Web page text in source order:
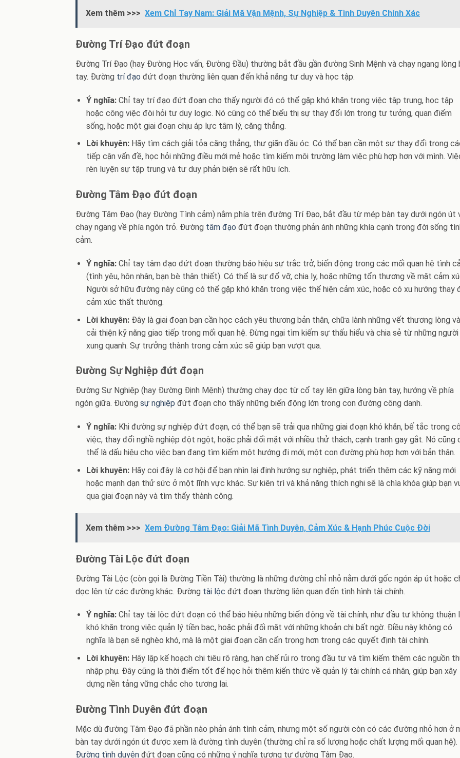
Xem thêm >>> Xem Chỉ Tay Nam: Giải Mã Vận Mệnh, Sự Nghiệp & Tình Duyên Chính Xác
Đường Trí Đạo đứt đoạn
Đường Trí Đạo (hay Đường Học vấn, Đường Đầu) thường bắt đầu gần đường Sinh Mệnh và chạy ngang lòng
tay. Đường trí đạo đứt đoạn thường liên quan đến khả năng tư duy và học tập.
Ý nghĩa:Chỉ tay trí đạo đứt đoạn cho thấy người đó có thể gặp khó khăn trong việc tập trung, học tập
hoặc công việc đòi hỏi tư duy logic. Nó cũng có thể biểu thị sự thay đổi lớn trong tư tưởng, quan điểm
sống, hoặc một giai đoạn chịu áp lực tâm lý, căng thẳng.
Lời khuyên:Hãy tìm cách giải tỏa căng thẳng, thư giãn đầu óc. Có thể bạn cần một sự thay đổi trong
tiếp cận vấn đề, học hỏi những điều mới mẻ hoặc tìm kiếm môi trường làm việc phù hợp hơn với mình.
rèn luyện sự tập trung và tư duy phản biện sẽ rất hữu ích.
Đường Tâm Đạo đứt đoạn
Đường Tâm Đạo (hay Đường Tình cảm) nằm phía trên đường Trí Đạo, bắt đầu từ mép bàn tay dưới ngón út
chạy ngang về phía ngón trỏ. Đường tâm đạo đứt đoạn thường phản ánh những khía cạnh trong đời sống
cảm.
Ý nghĩa:Chỉ tay tâm đạo đứt đoạn thường báo hiệu sự trắc trở, biến động trong các mối quan hệ tình
(tình yêu, hôn nhân, bạn bè thân thiết). Có thể là sự đổ vỡ, chia ly, hoặc những tổn thương về mặt cảm
Người sở hữu đường này cũng có thể gặp khó khăn trong việc thể hiện cảm xúc, hoặc có xu hướng thay
cảm xúc thất thường.
Lời khuyên:Đây là giai đoạn bạn cần học cách yêu thương bản thân, chữa lành những vết thương lòng và
cải thiện kỹ năng giao tiếp trong mối quan hệ. Đừng ngại tìm kiếm sự thấu hiểu và chia sẻ từ những người
xung quanh. Sự trưởng thành trong cảm xúc sẽ giúp bạn vượt qua.
Đường Sự Nghiệp đứt đoạn
Đường Sự Nghiệp (hay Đường Định Mệnh) thường chạy dọc từ cổ tay lên giữa lòng bàn tay, hướng về phía
ngón giữa. Đường sự nghiệp đứt đoạn cho thấy những biến động lớn trong con đường công danh.
Ý nghĩa:Khi đường sự nghiệp đứt đoạn, có thể bạn sẽ trải qua những giai đoạn khó khăn, bế tắc trong
việc, thay đổi nghề nghiệp đột ngột, hoặc phải đối mặt với nhiều thử thách, cạnh tranh gay gắt. Nó cũng
thể là dấu hiệu cho việc bạn đang tìm kiếm một hướng đi mới, một con đường phù hợp hơn với bản thân.
Lời khuyên:Hãy coi đây là cơ hội để bạn nhìn lại định hướng sự nghiệp, phát triển thêm các kỹ năng mới
hoặc mạnh dạn thử sức ở một lĩnh vực khác. Sự kiên trì và khả năng thích nghi sẽ là chìa khóa giúp bạn
qua giai đoạn này và tìm thấy thành công.
Xem thêm >>> Xem Đường Tâm Đạo: Giải Mã Tình Duyên, Cảm Xúc & Hạnh Phúc Cuộc Đời
Đường Tài Lộc đứt đoạn
Đường Tài Lộc (còn gọi là Đường Tiền Tài) thường là những đường chỉ nhỏ nằm dưới gốc ngón áp út hoặc
dọc lên từ các đường khác. Đường tài lộc đứt đoạn thường liên quan đến tình hình tài chính.
Ý nghĩa:Chỉ tay tài lộc đứt đoạn có thể báo hiệu những biến động về tài chính, như đầu tư không thuận
khó khăn trong việc quản lý tiền bạc, hoặc phải đối mặt với những khoản chi bất ngờ. Điều này không có
nghĩa là bạn sẽ nghèo khó, mà là một giai đoạn cần cẩn trọng hơn trong các quyết định tài chính.
Lời khuyên:Hãy lập kế hoạch chi tiêu rõ ràng, hạn chế rủi ro trong đầu tư và tìm kiếm thêm các nguồn
nhập phụ. Đây cũng là thời điểm tốt để học hỏi thêm kiến thức về quản lý tài chính cá nhân, giúp bạn xây
dựng nền tảng vững chắc cho tương lai.
Đường Tình Duyên đứt đoạn
Mặc dù đường Tâm Đạo đã phần nào phản ánh tình cảm, nhưng một số người còn có các đường nhỏ hơn ở
bàn tay dưới ngón út được xem là đường tình duyên (thường chỉ ra số lượng hoặc chất lượng mối quan hệ).
Đường tình duyên đứt đoạn cũng có những ý nghĩa tương tự đường Tâm Đạo.